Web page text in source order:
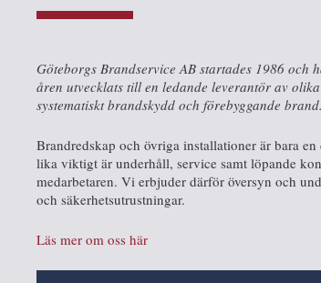
Göteborgs Brandservice AB startades 1986 och
åren utvecklats till en ledande leverantör av
systematiskt brandskydd och förebyggande brand.
Brandredskap och övriga installationer är bara
lika viktigt är underhåll, service samt löpande
medarbetaren. Vi erbjuder därför översyn och
och säkerhetsutrustningar.
Läs mer om oss här